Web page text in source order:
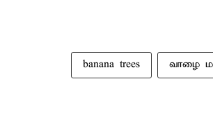
banana trees வாழை